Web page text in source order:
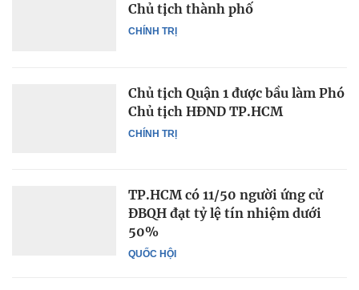
CHÍNH TRỊ
Chủ tịch thành phố
CHÍNH TRỊ
Chủ tịch Quận 1 được bầu làm Phó
Chủ tịch HĐND TP.HCM
QUỐC HỘI
TP.HCM có 11/50 người ứng cử
ĐBQH đạt tỷ lệ tín nhiệm dưới
50%